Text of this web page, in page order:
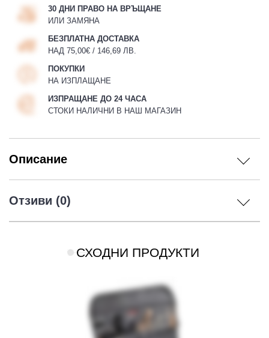
30 ДНИ ПРАВО НА ВРЪЩАНЕ
ИЛИ ЗАМЯНА
БЕЗПЛАТНА ДОСТАВКА
НАД 75,00€ / 146,69 ЛВ.
ПОКУПКИ
НА ИЗПЛАЩАНЕ
ИЗПРАЩАНЕ ДО 24 ЧАСА
СТОКИ НАЛИЧНИ В НАШ МАГАЗИН
Описание
Отзиви (0)
СХОДНИ ПРОДУКТИ